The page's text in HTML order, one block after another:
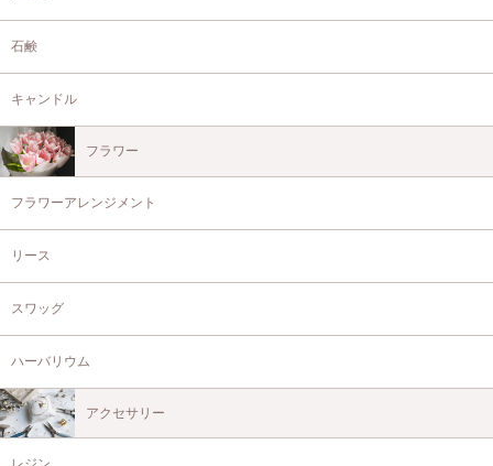
石鹸
キャンドル
フラワー
フラワーアレンジメント
リース
スワッグ
ハーバリウム
アクセサリー